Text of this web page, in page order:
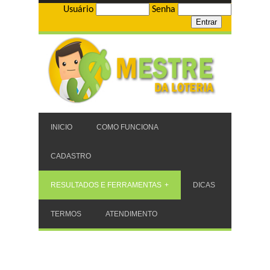
Usuário Senha
INICIO COMO FUNCIONA
CADASTRO
RESULTADOS E FERRAMENTAS DICAS
TERMOS ATENDIMENTO